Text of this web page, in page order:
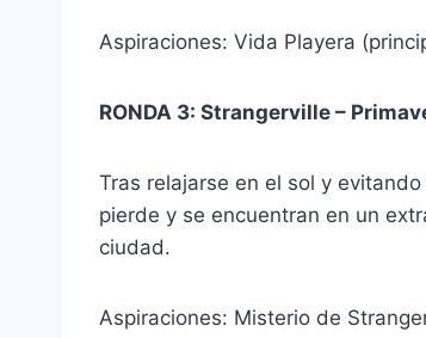
Aspiraciones: Vida Playera
RONDA 3: Strangerville –
Tras relajarse en el sol y
pierde y se encuentran en un
ciudad.
Aspiraciones: Misterio de